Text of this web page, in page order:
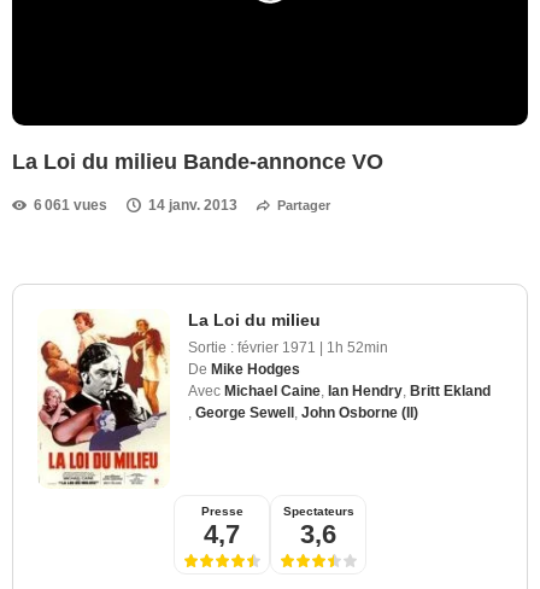
La Loi du milieu Bande-annonce VO
6 061 vues 14 janv. 2013 Partager
La Loi du milieu
Sortie : février 1971 | 1h 52min
De Mike Hodges
Avec Michael Caine Ian Hendry Britt Ekland
George Sewell John Osborne (II)
Presse
4,7
Spectateurs
3,6